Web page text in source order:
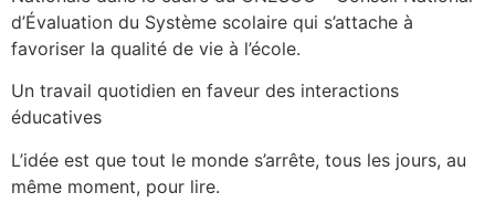
d’Évaluation du Système scolaire qui s’attache à
favoriser la qualité de vie à l’école.
Un travail quotidien en faveur des interactions
éducatives
L’idée est que tout le monde s’arrête, tous les jours, au
même moment, pour lire.